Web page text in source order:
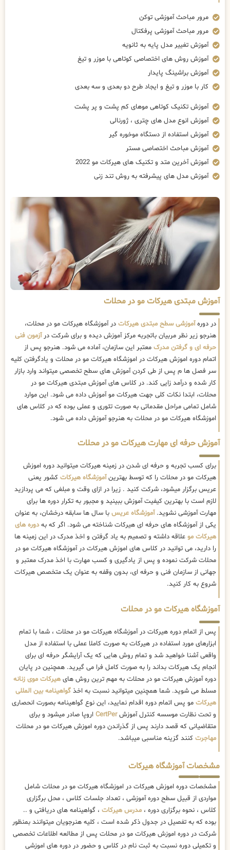
مرور مباحث آموزشی توکن
مرور مباحث آموزشی پرفکتال
آموزش تغییر مدل پایه به ثانویه
آموزش روش های اختصاصی کوتاهی با موزر و تیغ
آموزش براشینگ پایدار
کار با موزر و تیغ و ایجاد طرح دو بعدی و سه بعدی
آموزش تکنیک کوتاهی موهای کم پشت و پر پشت
آموزش انوع مدل های چتری ، ژورنالی
آموزش استفاده از دستگاه موخوره گیر
آموزش مباحث اختصاصی مستر
آموزش آخرین متد و تکنیک های هیرکات مو 2022
آموزش مدل های پیشرفته به روش تند زنی
آموزش مبتدی هیرکات مو در محلات
در دورهآموزشی سطح مبتدی هیرکات در آموزشگاه هیرکات مو در محلات،
هنرجو زیر نظر مربیان باتجربه مرکز آموزش دیده و برای شرکت درآزمون فنی
حرفه ای و گرفتن مدرک معتبر این سازمان، آماده می شود. هنرجو پس از
اتمام دوره اموزش هیرکات در اموزشگاه هیرکات مو در محلات و یادگرفتن کلیه
سر فصل ها م پس از طی کردن آموزش های سطح تخصصی میتواند وارد بازار
کار شده و درآمد زایی کند. در کلاس های آموزش مبتدی هیرکات مو در
محلات، ابتدا نکات کلی جهت هیرکات مو آموزش داده می شود. این موارد
شامل تمامی مراحل مقدماتی به صورت تئوری و عملی بوده که در کلاس های
اموزشگاه هیرکات مو در محلات به هنرجو آموزش داده می شود.
آموزش حرفه ای مهارت هیرکات مو در محلات
برای کسب تجربه و حرفه ای شدن در زمینه هیرکات میتوانید دوره اموزش
هیرکات مو در محلات را که توسط بهترینآموزشگاه هیرکات کشور یعنی
عریس برگزار میشود، شرکت کنید . زیرا در ازای وقت و مبلغی که می پردازید
لازم است با بهترین کیفیت آموزش ببینید و مجبور به تکرار دوره ها برای
مهارت آموزشی نشوید.آموزشگاه عریس با سال ها سابقه درخشان، به عنوان
یکی از آموزشگاه های حرفه ای هیرکات شناخته می شود. اگر که بهدوره های
هیرکات مو علاقه داشته و تصمیم به یاد گرفتن و اخذ مدرک در این زمینه ها
را دارید، می توانید در کلاس های اموزش هیرکات در آموزشگاه هیرکات مو در
محلات شرکت نموده و پس از یادگیری و کسب مهارت با اخذ مدرک معتبر و
جهانی از سازمان فنی و حرفه ای، بدون وقفه به عنوان یک متخصص هیرکات
شروع به کار کنید.
آموزشگاه هیرکات مو در محلات
پس از اتمام دوره هیرکات در آموزشگاه هیرکات مو در محلات ، شما با تمام
ابزارهای مورد استفاده در هیرکات به صورت کاملا عملی با استفاده از مدل
واقعی آشنا خواهید شد و تمام روش هایی که یک آرایشگر حرفه ای برای
انجام یک هیرکات بداند را به صورت کامل فرا می گیرید. همچنین در پایان
دوره آموزش هیرکات مو در محلات به مهم ترین روش های هیرکات موی زنانه
مسلط می شوید. شما همچنین میتوانید نسبت به اخذ گواهینامه بین المللی
هیرکات مو پس اتمام دوره اقدام نمایید، این نوع گواهینامه بصورت انحصاری
و تحت نظارت موسسه کنترل آموزشCertPer اروپا صادر میشود و برای
متقاضیانی که قصد دارند پس از گذراندن دوره اموزش هیرکات مو در محلات
مهاجرت کنند گزینه مناسبی میباشد.
مشخصات آموزشگاه هیرکات
مشخصات دوره اموزش هیرکات در اموزشگاه هیرکات مو در محلات شامل
مواردی از قبیل سطح دوره آموزشی ، تعداد جلسات کلاس ، محل برگزاری
کلاس ، نحوه برگزاری دوره ، مدرس هیرکات ، گواهینامه های دریافتی و ..
بوده که به تفصیل در جدول ذکر شده است ، کلیه هنرجویان میتوانند بمنظور
شرکت در دوره اموزش هیرکات مو در محلات پس از مطالعه اطلاعات تخصصی
و تکمیلی دوره نسبت به ثبت نام در کلاس و حضور در دوره های اموزشی